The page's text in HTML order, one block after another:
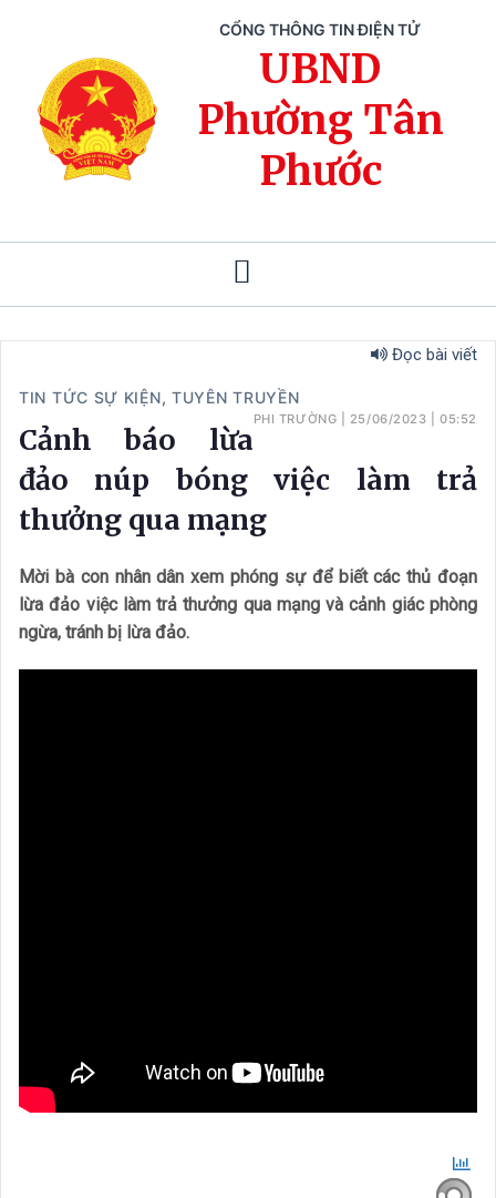
CỔNG THÔNG TIN ĐIỆN TỬ
UBND
Phường Tân
Phước
Đọc bài viết
TIN TỨC SỰ KIỆN, TUYÊN TRUYỀN
PHI TRƯỜNG 25/06/2023 |05:52
Cảnh báo lừa
đảo núp bóng việc làm trả
thưởng qua mạng
Mời bà con nhân dân xem phóng sự để biết các thủ đoạn
lừa đảo việc làm trả thưởng qua mạng và cảnh giác phòng
ngừa, tránh bị lừa đảo.